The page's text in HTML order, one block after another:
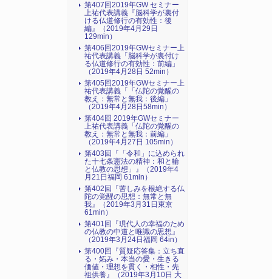
第407回2019年GW セミナー
上祐代表講義『脳科学が裏付
ける仏道修行の有効性：後
編』（2019年4月29日
129min）
第406回2019年GWセミナー上
祐代表講義「脳科学が裏付け
る仏道修行の有効性：前編」
（2019年4月28日 52min）
第405回2019年GWセミナー上
祐代表講義「「仏陀の覚醒の
教え：無常と無我：後編」
（2019年4月28日58min）
第404回 2019年GWセミナー
上祐代表講義「仏陀の覚醒の
教え：無常と無我：前編」
（2019年4月27日 105min）
第403回『「令和」に込められ
た十七条憲法の精神：和と輪
と仏教の思想」』（2019年4
月21日福岡 61min）
第402回『苦しみを根絶する仏
陀の覚醒の思想：無常と無
我』（2019年3月31日東京
61min）
第401回『現代人の幸福のため
の仏教の中道と唯識の思想』
（2019年3月24日福岡 64in）
第400回『質疑応答集：立ち直
る・妬み・本当の愛・生きる
価値・理想を貫く・相性・先
祖供養』（2019年3月10日 大